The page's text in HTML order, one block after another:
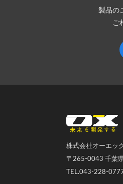
製品の
ご
株式会社オーエッ
〒265-0043 千葉
TEL.043-228-